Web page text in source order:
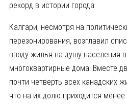
рекорд в истории города.
Калгари, несмотря на
перезонирования, возглавил
вводу жилья на душу населения
многоквартирные дома. Вместе
почти четверть всех канадских
что на их долю приходится